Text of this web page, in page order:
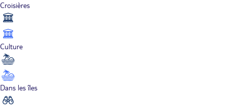
Croisières
Culture
Dans les îles